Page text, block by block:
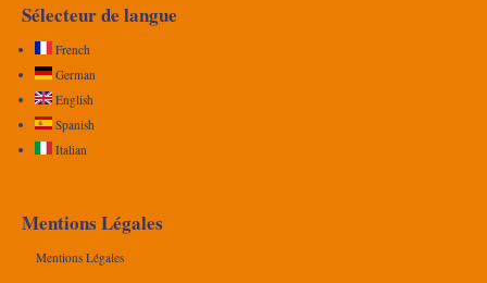
Sélecteur de langue
French
German
English
Spanish
Italian
Mentions Légales
Mentions Légales